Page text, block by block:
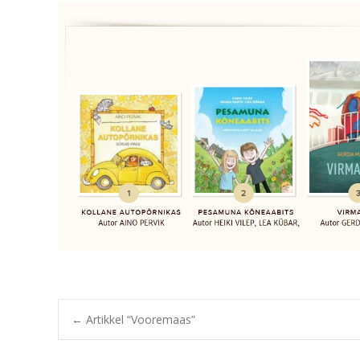
Post
← Artikkel “Vooremaas”